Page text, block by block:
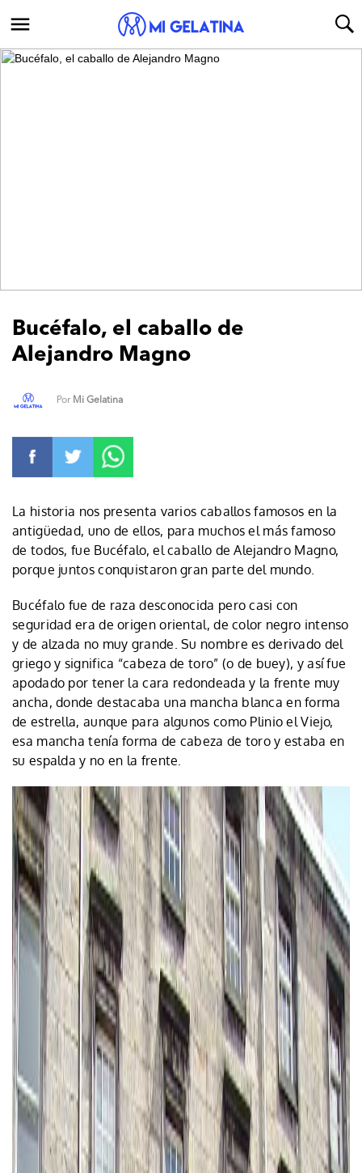
Bucéfalo, el caballo de
Alejandro Magno
Por Mi Gelatina
La historia nos presenta varios caballos famosos en la
antigüedad, uno de ellos, para muchos el más famoso
de todos, fue Bucéfalo, el caballo de Alejandro Magno,
porque juntos conquistaron gran parte del mundo.
Bucéfalo fue de raza desconocida pero casi con
seguridad era de origen oriental, de color negro intenso
y de alzada no muy grande. Su nombre es derivado del
griego y significa “cabeza de toro” (o de buey), y así fue
apodado por tener la cara redondeada y la frente muy
ancha, donde destacaba una mancha blanca en forma
de estrella, aunque para algunos como Plinio el Viejo,
esa mancha tenía forma de cabeza de toro y estaba en
su espalda y no en la frente.